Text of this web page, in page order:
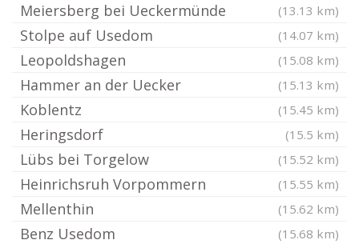
Meiersberg bei Ueckermünde (13.13 km)
Stolpe auf Usedom (14.07 km)
Leopoldshagen (15.08 km)
Hammer an der Uecker (15.13 km)
Koblentz (15.45 km)
Heringsdorf (15.5 km)
Lübs bei Torgelow (15.52 km)
Heinrichsruh Vorpommern (15.55 km)
Mellenthin (15.62 km)
Benz Usedom (15.68 km)